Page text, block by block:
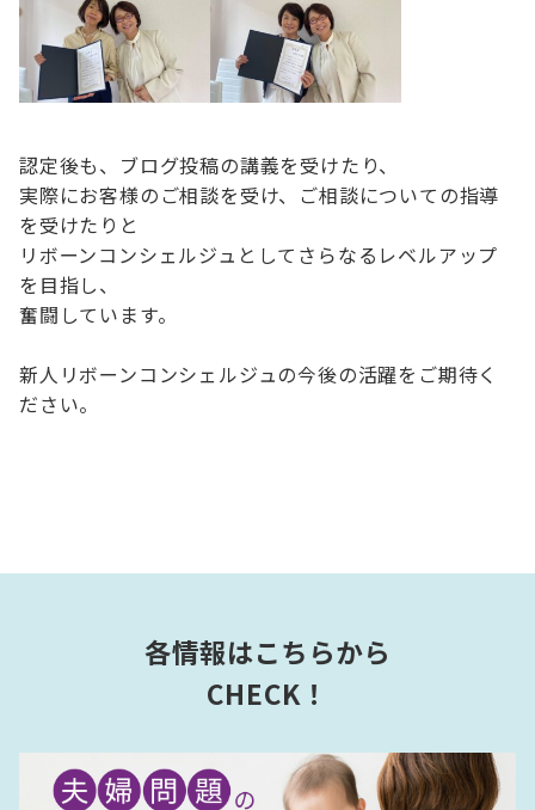
認定後も、ブログ投稿の講義を受けたり、
実際にお客様のご相談を受け、ご相談についての指導
を受けたりと
リボーンコンシェルジュとしてさらなるレベルアップ
を目指し、
奮闘しています。
新人リボーンコンシェルジュの今後の活躍をご期待く
ださい。
各情報はこちらから
CHECK！